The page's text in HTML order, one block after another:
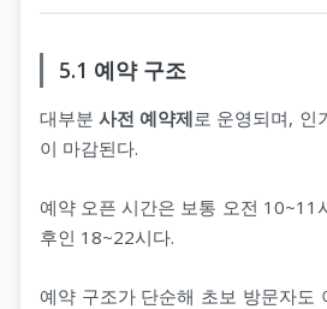
5.1 예약 구조
대부분사전 예약제로 운영되며, 인
이 마감된다.
예약 오픈 시간은 보통 오전 10~11
후인 18~22시다.
예약 구조가 단순해 초보 방문자도